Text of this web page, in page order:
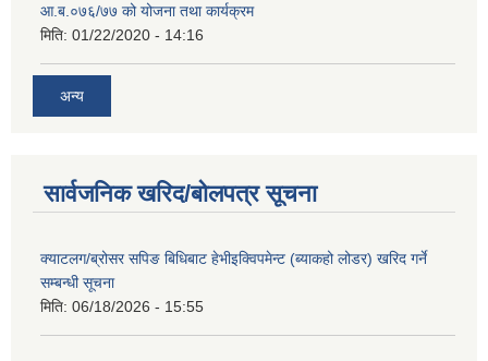
आ.ब.०७६/७७ को योजना तथा कार्यक्रम
मिति: 01/22/2020 - 14:16
अन्य
सार्वजनिक खरिद/बोलपत्र सूचना
क्याटलग/ब्रोसर सपिङ बिधिबाट हेभीइक्विपमेन्ट (ब्याकहो लोडर) खरिद गर्ने
सम्बन्धी सूचना
मिति: 06/18/2026 - 15:55